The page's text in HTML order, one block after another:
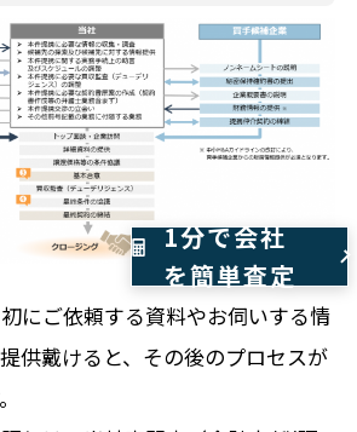
にご依頼する資料やお伺いする情
供戴けると、その後のプロセスが
1分で会社
を簡単査定